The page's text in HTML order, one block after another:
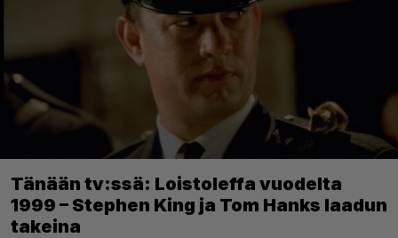
Tänään tv:ssä: Loistoleffa vuodelta
1999 – Stephen King ja Tom Hanks laadun
takeina